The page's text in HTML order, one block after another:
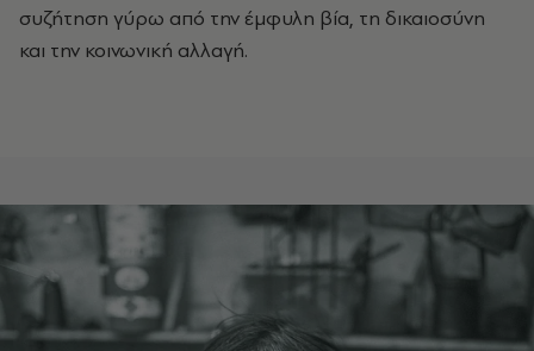
συζήτηση γύρω από την έμφυλη βία, τη δικαιοσύνη
και την κοινωνική αλλαγή.